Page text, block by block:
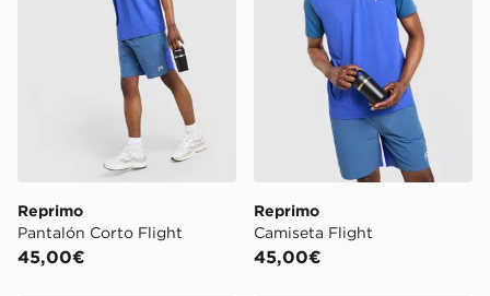
Reprimo
Pantalón Corto Flight
45,00€
Reprimo
Camiseta Flight
45,00€